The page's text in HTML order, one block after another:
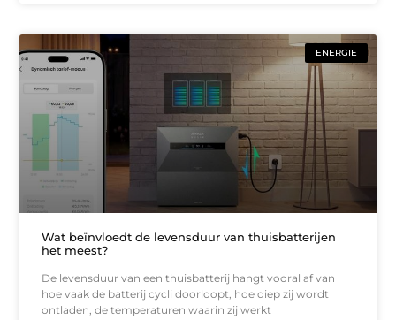
ENERGIE
Wat beïnvloedt de levensduur van thuisbatterijen
het meest?
De levensduur van een thuisbatterij hangt vooral af van
hoe vaak de batterij cycli doorloopt, hoe diep zij wordt
ontladen, de temperaturen waarin zij werkt